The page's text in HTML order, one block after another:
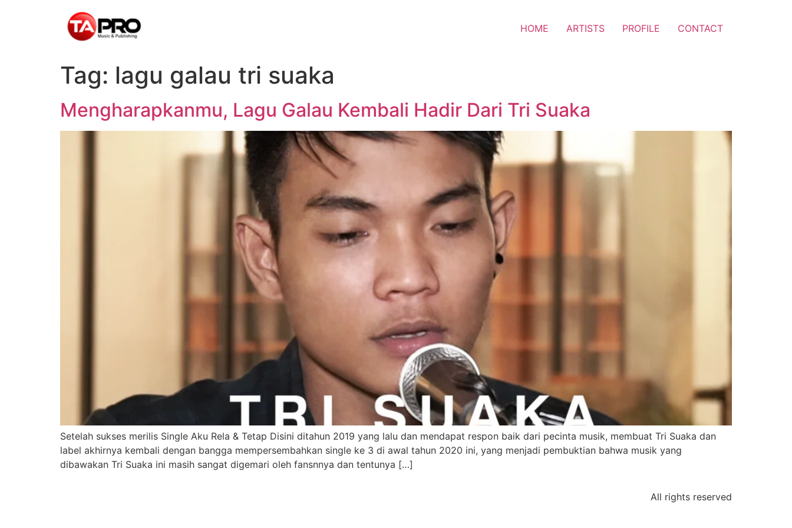
HOME ARTISTS PROFILE CONTACT
Tag: lagu galau tri suaka
Mengharapkanmu, Lagu Galau Kembali Hadir Dari Tri Suaka
Setelah sukses merilis Single Aku Rela & Tetap Disini ditahun 2019 yang lalu dan mendapat respon baik dari pecinta musik, membuat Tri Suaka dan
label akhirnya kembali dengan bangga mempersembahkan single ke 3 di awal tahun 2020 ini, yang menjadi pembuktian bahwa musik yang
dibawakan Tri Suaka ini masih sangat digemari oleh fansnnya dan tentunya […]
All rights reserved